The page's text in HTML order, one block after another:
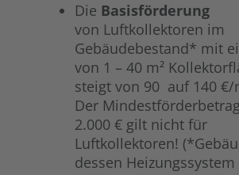
Die Basisförderung
von Luftkollektoren im
Gebäudebestand* mit
von 1 – 40 m²
steigt von 90 auf 140 €/
Der
2.000 € gilt nicht für
Luftkollektoren!
dessen Heizungssystem